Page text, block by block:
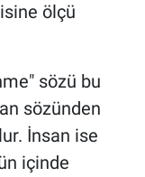
ölçü
sözü bu
sözünden
İnsan ise
içinde